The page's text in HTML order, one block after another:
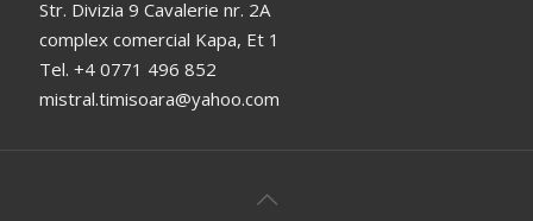
Str. Divizia 9 Cavalerie nr. 2A
complex comercial Kapa, Et 1
Tel. +4 0771 496 852
mistral.timisoara@yahoo.com